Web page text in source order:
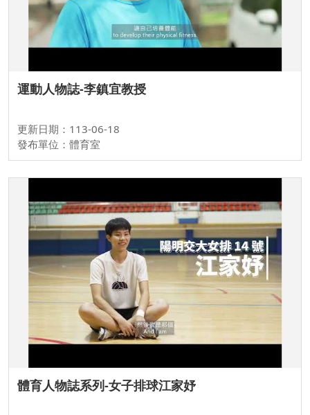
運動人物誌-李鎮宜教授
更新日期：113-06-18
發布單位：體育室
體育人物誌系列-女子排球江家妤